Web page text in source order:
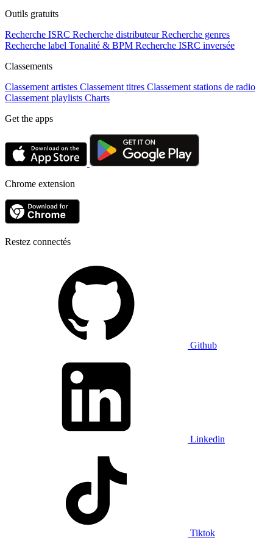
Outils gratuits
Recherche ISRC Recherche distributeur Recherche genres
Recherche label Tonalité & BPM Recherche ISRC inversée
Classements
Classement artistes Classement titres Classement stations de radio
Classement playlists Charts
Get the apps
Chrome extension
Restez connectés
Github
Linkedin
Tiktok